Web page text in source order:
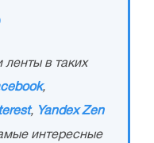
в таких
,
, Yandex Zen
интересные